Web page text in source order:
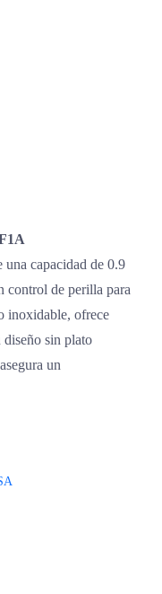
capacidad de 0.9
control de perilla para
inoxidable, ofrece
sin plato
un